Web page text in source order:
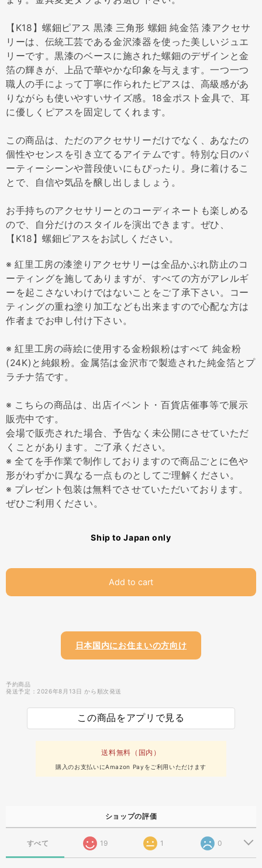
【K18】螺鈿ピアス 黒漆 三角形 螺鈿 純金箔 漆アクセサ
リーは、伝統工芸である金沢漆器を使った美しいジュエ
リーです。黒漆のベースに施された螺鈿のデザインと金
箔の輝きが、上品で華やかな印象を与えます。一つ一つ
職人の手によって丁寧に作られたピアスは、高級感があ
りながらも使いやすいサイズ感。18金ポスト金具で、耳
に優しくピアスを固定してくれます。
この商品は、ただのアクセサリーだけでなく、あなたの
個性やセンスを引き立てるアイテムです。特別な日のパ
ーティーシーンや普段使いにもぴったり。身に着けるこ
とで、自信や気品を醸し出しましょう。
お手持ちのアクセサリーとのコーディネートも楽しめる
ので、自分だけのスタイルを演出できます。ぜひ、
【K18】螺鈿ピアスをお試しください。
※ 紅里工房の漆塗りアクセサリーは全品かぶれ防止のコ
ーティングを施してありますが、すべての方がアレルギ
ーを起こさないわけではないことをご了承下さい。コー
ティングの重ね塗り加工なども出来ますので心配な方は
作者までお申し付け下さい。
※ 紅里工房の蒔絵に使用する金粉銀粉はすべて 純金粉
(24K)と純銀粉。金属箔は金沢市で製造された純金箔とプ
ラチナ箔です。
※ こちらの商品は、出店イベント・百貨店催事等で展示
販売中です。
会場で販売された場合、予告なく未公開にさせていただ
くことがあります。ご了承ください。
※ 全てを手作業で制作しておりますので商品ごとに色や
形がわずかに異なる一点ものとしてご理解ください。
※ プレゼント包装は無料でさせていただいております。
ぜひご利用ください。
Ship to Japan only
Add to cart
日本国内にお住まいの方向け
予約商品
発送予定：2026年8月13日 から順次発送
この商品をアプリで見る
送料無料（国内）
購入のお支払いにAmazon Payをご利用いただけます
ショップの評価
すべて 19 1 0